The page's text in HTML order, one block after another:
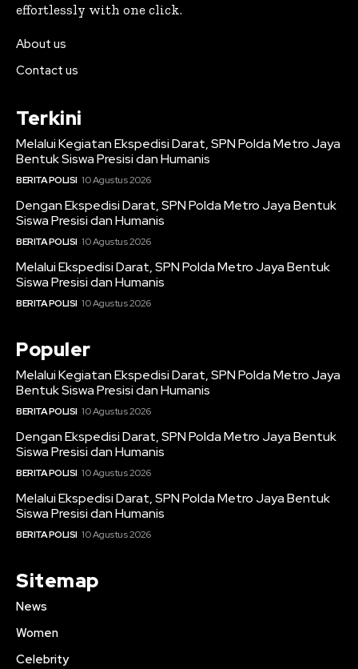
effortlessly with one click.
About us
Contact us
Terkini
Melalui Kegiatan Ekspedisi Darat, SPN Polda Metro Jaya
Bentuk Siswa Presisi dan Humanis
BERITA POLISI 10 Agustus 2026
Dengan Ekspedisi Darat, SPN Polda Metro Jaya Bentuk
Siswa Presisi dan Humanis
BERITA POLISI 10 Agustus 2026
Melalui Ekspedisi Darat, SPN Polda Metro Jaya Bentuk
Siswa Presisi dan Humanis
BERITA POLISI 10 Agustus 2026
Populer
Melalui Kegiatan Ekspedisi Darat, SPN Polda Metro Jaya
Bentuk Siswa Presisi dan Humanis
BERITA POLISI 10 Agustus 2026
Dengan Ekspedisi Darat, SPN Polda Metro Jaya Bentuk
Siswa Presisi dan Humanis
BERITA POLISI 10 Agustus 2026
Melalui Ekspedisi Darat, SPN Polda Metro Jaya Bentuk
Siswa Presisi dan Humanis
BERITA POLISI 10 Agustus 2026
Sitemap
News
Women
Celebrity